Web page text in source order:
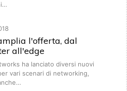
l'offerta, dal
all'edge
ha lanciato diversi nuovi
vari scenari di networking,